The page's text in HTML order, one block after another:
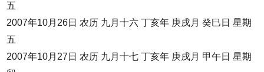
五
2007年10月26日 农历 九月十六 丁亥年 庚戌月 癸巳日 星期
五
2007年10月27日 农历 九月十七 丁亥年 庚戌月 甲午日 星期